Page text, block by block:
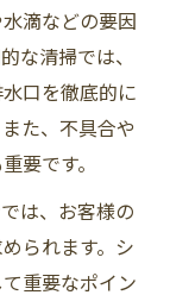
滴などの要因
な清掃では、
口を徹底的に
た、不具合や
要です。
は、お客様の
られます。シ
重要なポイン